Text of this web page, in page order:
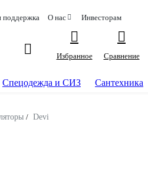
поддержка О нас Инвесторам
Избранное
Сравнение
Спецодежда и СИЗ Сантехника
/ Devi